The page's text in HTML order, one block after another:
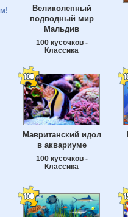
Великолепный
подводный мир
Мальдив
100 кусочков -
Классика
Мавританский идол
в аквариуме
100 кусочков -
Классика